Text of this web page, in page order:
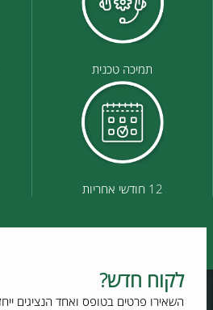
תמיכה טכנית
12 חודשי אחריות
לקוח חדש?
השאירו פרטים בטופס ואחד הנציגים